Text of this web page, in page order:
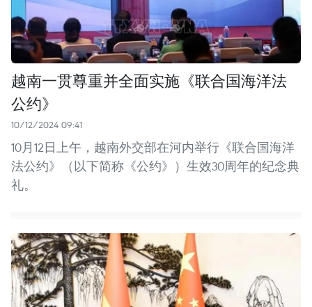
越南一贯尊重并全面实施《联合国海洋法
公约》
10/12/2024 09:41
10月12日上午，越南外交部在河内举行《联合国海洋
法公约》（以下简称《公约》）生效30周年的纪念典
礼。